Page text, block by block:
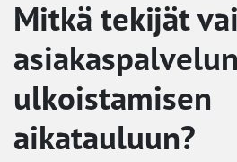
Mitkä tekijät
asiakaspalvelun
ulkoistamisen
aikatauluun?